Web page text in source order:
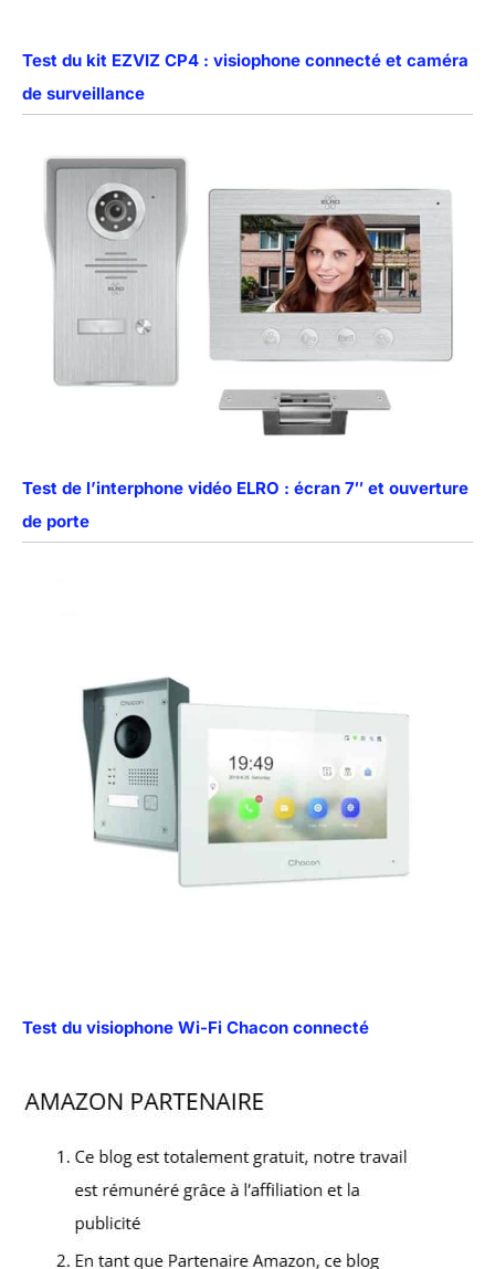
Test du kit EZVIZ CP4 : visiophone connecté et caméra
de surveillance
Test de l’interphone vidéo ELRO : écran 7″ et ouverture
de porte
Test du visiophone Wi-Fi Chacon connecté